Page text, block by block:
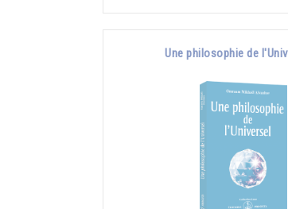
Une philosophie de